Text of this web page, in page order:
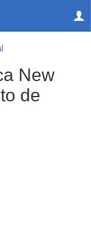
New
de